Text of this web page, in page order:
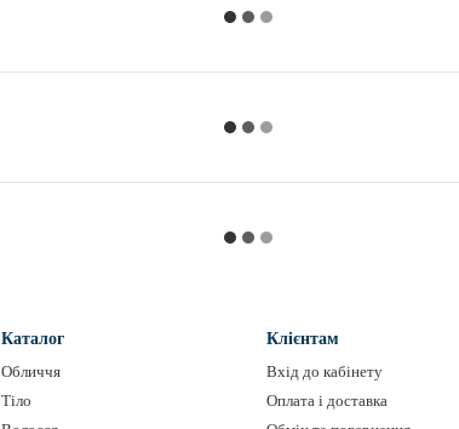
Каталог
Обличчя
Тіло
Клієнтам
Вхід до кабінету
Оплата і доставка